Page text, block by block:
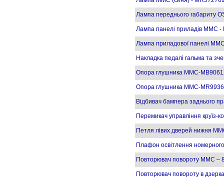
Лампа переднього габариту
Лампа панелі приладів MMC
Лампа приладової панелі
Накладка педалі гальма та
Опора глушника MMC-
Опора глушника MMC-
Відбивач бампера заднього
Перемикач управління
Петля лівих дверей нижня
Плафон освітлення
Повторювач повороту MMC –
Повторювач повороту в